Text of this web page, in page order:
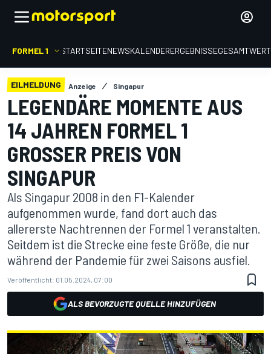
FORMEL 1 STARTSEITENEWSKALENDERERGEBNISSE
EILMELDUNG Anzeige Singapur
LEGENDÄRE MOMENTE AUS
14 JAHREN FORMEL 1
GROSSER PREIS VON S
INGAPUR
Als Singapur 2008 in den F1-Kalender
aufgenommen wurde, fand dort auch das
allererste Nachtrennen der Formel 1 veranstalten.
Seitdem ist die Strecke eine feste Größe, die nur
während der Pandemie für zwei Saisons ausfiel.
Veröffentlicht: 01.05.2024, 07:00
ALS BEVORZUGTE QUELLE HINZUFÜGEN